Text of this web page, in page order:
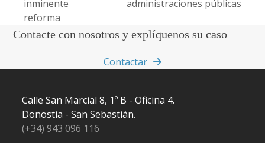
post:
inminente
reforma
administraciones públicas
Contacte con nosotros y explíquenos su caso
Contactar
Calle San Marcial 8, 1º B - Oficina 4.
Donostia - San Sebastián.
(+34) 943 096 116